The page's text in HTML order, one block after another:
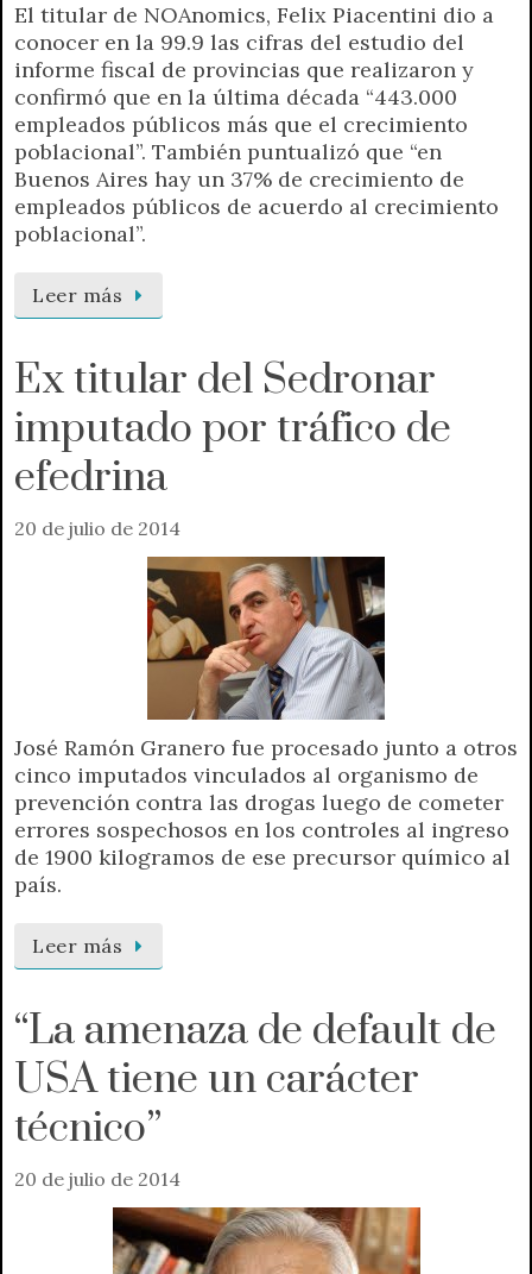
El titular de NOAnomics, Felix Piacentini dio a
conocer en la 99.9 las cifras del estudio del
informe fiscal de provincias que realizaron y
confirmó que en la última década “443.000
empleados públicos más que el crecimiento
poblacional”. También puntualizó que “en
Buenos Aires hay un 37% de crecimiento de
empleados públicos de acuerdo al crecimiento
poblacional”.
Leer más
Ex titular del Sedronar
imputado por tráfico de
efedrina
20 de julio de 2014
José Ramón Granero fue procesado junto a otros
cinco imputados vinculados al organismo de
prevención contra las drogas luego de cometer
errores sospechosos en los controles al ingreso
de 1900 kilogramos de ese precursor químico al
país.
Leer más
“La amenaza de default de
USA tiene un carácter
técnico”
20 de julio de 2014